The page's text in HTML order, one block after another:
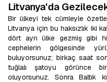
Litvanya'da
Bir ülkeyi tek cümleyle
Litvanya için bu haksızlık iki
dört ayrı ülke gezmiş gibi
cephelerin gölgesinde
buluyorsunuz; birkaç saat
tuğlalı şatoyu görünce
oluyorsunuz. Sonra Baltık